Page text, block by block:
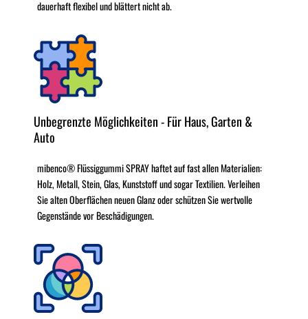
dauerhaft flexibel und blättert nicht ab.
Unbegrenzte Möglichkeiten - Für Haus, Garten &
Auto
mibenco® Flüssiggummi SPRAY haftet auf fast allen Materialien:
Holz, Metall, Stein, Glas, Kunststoff und sogar Textilien. Verleihen
Sie alten Oberflächen neuen Glanz oder schützen Sie wertvolle
Gegenstände vor Beschädigungen.